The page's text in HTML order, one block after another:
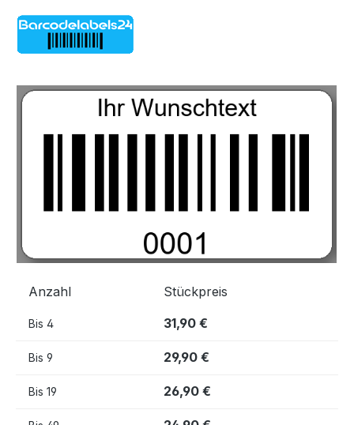
Bildergalerie überspringen
Anzahl Stückpreis
Bis 4 31,90 €
Bis 9 29,90 €
Bis 19 26,90 €